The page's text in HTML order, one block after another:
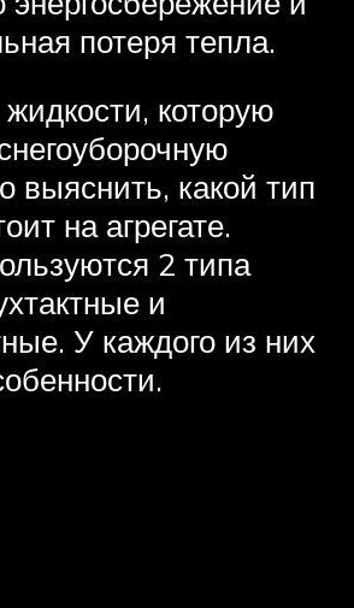
потеря тепла.
которую
выяснить, какой тип
на агрегате.
2 типа
и
У каждого из них